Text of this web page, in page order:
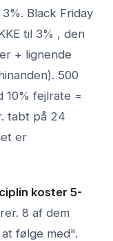
Black Friday
til 3% , den
+ lignende
500
10% fejlrate =
tabt på 24
er
koster 5-
8 af dem
følge med".